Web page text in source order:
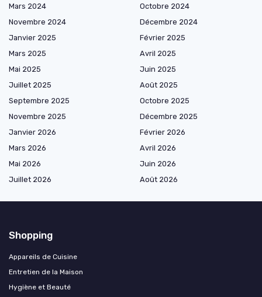
Mars 2024
Octobre 2024
Novembre 2024
Décembre 2024
Janvier 2025
Février 2025
Mars 2025
Avril 2025
Mai 2025
Juin 2025
Juillet 2025
Août 2025
Septembre 2025
Octobre 2025
Novembre 2025
Décembre 2025
Janvier 2026
Février 2026
Mars 2026
Avril 2026
Mai 2026
Juin 2026
Juillet 2026
Août 2026
Shopping
Appareils de Cuisine
Entretien de la Maison
Hygiène et Beauté